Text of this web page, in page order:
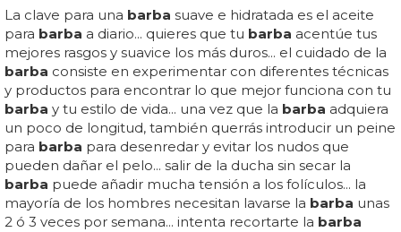
La clave para una barba suave e hidratada es el aceite
para barba a diario... quieres que tu barba acentúe tus
mejores rasgos y suavice los más duros... el cuidado de la
barba consiste en experimentar con diferentes técnicas
y productos para encontrar lo que mejor funciona con tu
barba y tu estilo de vida... una vez que la barba adquiera
un poco de longitud, también querrás introducir un peine
para barba para desenredar y evitar los nudos que
pueden dañar el pelo... salir de la ducha sin secar la
barba puede añadir mucha tensión a los folículos... la
mayoría de los hombres necesitan lavarse la barba unas
2 ó 3 veces por semana... intenta recortarte la barba